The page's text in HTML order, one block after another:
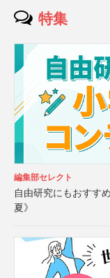
特集
編集部セレクト
自由研究にもおすす
夏》